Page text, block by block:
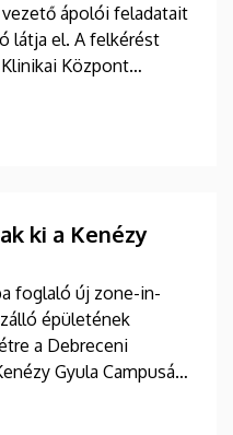
ápolói feladatait
látja el. A felkérést
Központ
ápolási és
pénteken
Elnöki Hivatalban.
ki a Kenézy
foglaló új zone-in-
épületének
a Debreceni
Gyula Campusán.
nyitják meg